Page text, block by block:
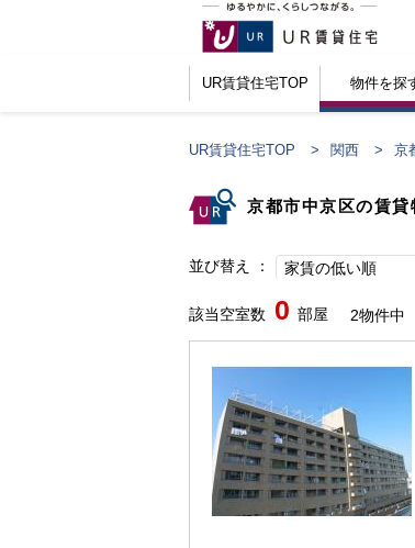
UR賃貸住宅TOP 物件を探
UR賃貸住宅TOP 関西 京
京都市中京区の賃貸
並び替え 家賃の低い順
該当空室数 0 部屋 2物件中